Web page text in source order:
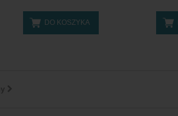
DO KOSZYKA